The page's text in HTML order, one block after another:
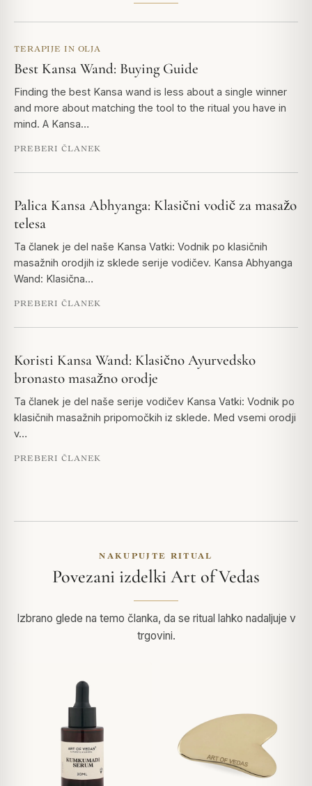
TERAPIJE IN OLJA
Best Kansa Wand: Buying Guide
Finding the best Kansa wand is less about a single winner
and more about matching the tool to the ritual you have in
mind. A Kansa…
PREBERI ČLANEK
Palica Kansa Abhyanga: Klasični vodič za masažo
telesa
Ta članek je del naše Kansa Vatki: Vodnik po klasičnih
masažnih orodjih iz sklede serije vodičev. Kansa Abhyanga
Wand: Klasična…
PREBERI ČLANEK
Koristi Kansa Wand: Klasično Ayurvedsko
bronasto masažno orodje
Ta članek je del naše serije vodičev Kansa Vatki: Vodnik po
klasičnih masažnih pripomočkih iz sklede. Med vsemi orodji
v…
PREBERI ČLANEK
NAKUPUJTE RITUAL
Povezani izdelki Art of Vedas
Izbrano glede na temo članka, da se ritual lahko nadaljuje v
trgovini.